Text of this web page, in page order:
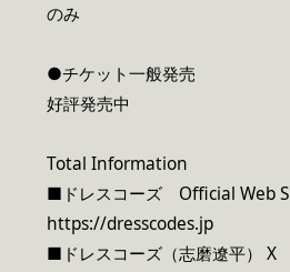
のみ
●チケット一般発売
好評発売中
Total Information
■ドレスコーズ Official Web
https://dresscodes.jp
■ドレスコーズ（志磨遼平） X